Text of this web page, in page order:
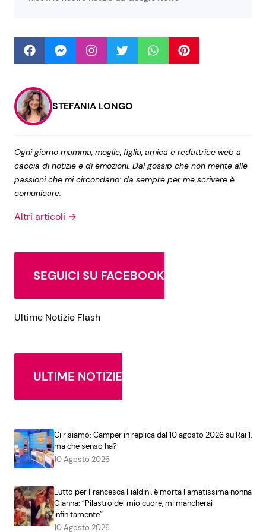
Seguici
Info
Disclaimer e Privacy
Redazione
Contattaci
Pubblicità
STEFANIA LONGO
Ogni giorno mamma, moglie, figlia, amica e redattrice web a
caccia di notizie e di emozioni. Dal gossip che non mente alle
passioni che mi circondano: da sempre per me scrivere è
comunicare.
Altri articoli →
SEGUICI SU FACEBOOK
Ultime Notizie Flash
ULTIME NOTIZIE
Ci risiamo: Camper in replica dal 10 agosto 2026 su Rai 1,
ma che senso ha?
10 Agosto 2026
Lutto per Francesca Fialdini, è morta l’amatissima nonna
Gianna: “Pilastro del mio cuore, mi mancherai
infinitamente”
10 Agosto 2026